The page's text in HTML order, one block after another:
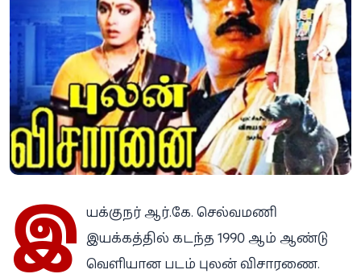
இ யக்குநர் ஆர்.கே. செல்வமணி
இயக்கத்தில் கடந்த 1990 ஆம் ஆண்டு
வெளியான படம் புலன் விசாரணை.